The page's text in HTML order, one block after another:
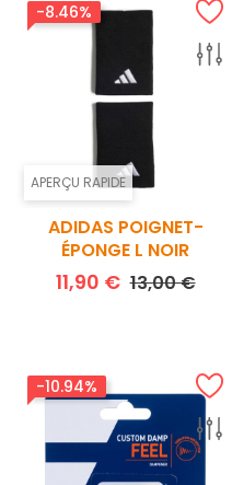
APERÇU RAPIDE
-8.46%
ADIDAS POIGNET-
ÉPONGE L NOIR
11,90 € Prix de base
13,00 €Prix
-10.94%